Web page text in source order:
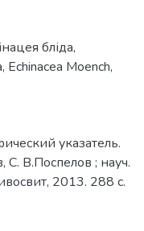
бліда,
, Echinacea Moench,
указатель.
В.Поспелов ; науч.
2013. 288 с.